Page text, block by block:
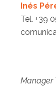
Inés
Tel. +39
Manager